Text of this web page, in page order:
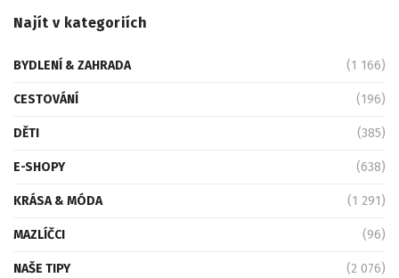
Najít v kategoriích
BYDLENÍ & ZAHRADA (1 166)
CESTOVÁNÍ (196)
DĚTI (385)
E-SHOPY (638)
KRÁSA & MÓDA (1 291)
MAZLÍČCI (96)
NAŠE TIPY (2 076)